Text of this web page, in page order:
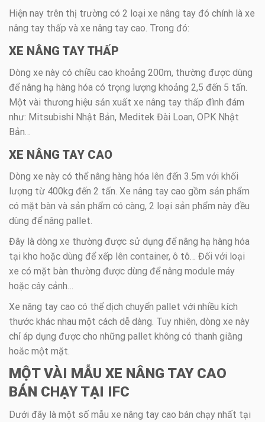
Hiện nay trên thị trường có 2 loại xe nâng tay đó chính là xe
nâng tay thấp và xe nâng tay cao. Trong đó:
XE NÂNG TAY THẤP
Dòng xe này có chiều cao khoảng 200m, thường được dùng
để nâng hạ hàng hóa có trọng lượng khoảng 2,5 đến 5 tấn.
Một vài thương hiệu sản xuất xe nâng tay thấp đình đám
như: Mitsubishi Nhật Bản, Meditek Đài Loan, OPK Nhật
Bản…
XE NÂNG TAY CAO
Dòng xe này có thể nâng hàng hóa lên đến 3.5m với khối
lượng từ 400kg đến 2 tấn. Xe nâng tay cao gồm sản phẩm
có mặt bàn và sản phẩm có càng, 2 loại sản phẩm này đều
dùng để nâng pallet.
Đây là dòng xe thường được sử dụng để nâng hạ hàng hóa
tại kho hoặc dùng để xếp lên container, ô tô… Đối với loại
xe có mặt bàn thường được dùng để nâng module máy
hoặc cây cảnh…
Xe nâng tay cao có thể dịch chuyển pallet với nhiều kích
thước khác nhau một cách dễ dàng. Tuy nhiên, dòng xe này
chỉ áp dụng được cho những pallet không có thanh giằng
hoăc một mặt.
MỘT VÀI MẪU XE NÂNG TAY CAO
BÁN CHẠY TẠI IFC
Dưới đây là một số mẫu xe nâng tay cao bán chạy nhất tại